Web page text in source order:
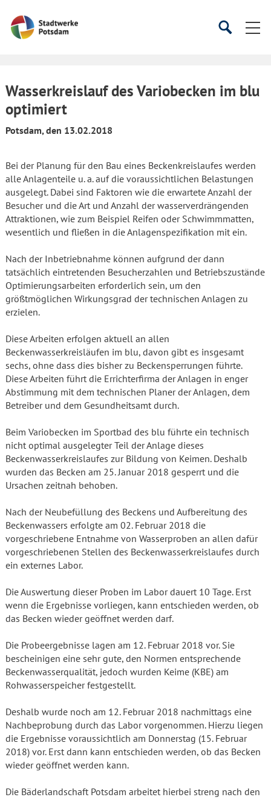
Startseite
SucheSuche
Wasserkreislauf des Variobecken im blu
optimiert
Potsdam, den 13.02.2018
Bei der Planung für den Bau eines Beckenkreislaufes werden
alle Anlagenteile u. a. auf die voraussichtlichen Belastungen
ausgelegt. Dabei sind Faktoren wie die erwartete Anzahl der
Besucher und die Art und Anzahl der wasserverdrängenden
Attraktionen, wie zum Beispiel Reifen oder Schwimmmatten,
wesentlich und fließen in die Anlagenspezifikation mit ein.
Nach der Inbetriebnahme können aufgrund der dann
tatsächlich eintretenden Besucherzahlen und Betriebszustände
Optimierungsarbeiten erforderlich sein, um den
größtmöglichen Wirkungsgrad der technischen Anlagen zu
erzielen.
Diese Arbeiten erfolgen aktuell an allen
Beckenwasserkreisläufen im blu, davon gibt es insgesamt
sechs, ohne dass dies bisher zu Beckensperrungen führte.
Diese Arbeiten führt die Errichterfirma der Anlagen in enger
Abstimmung mit dem technischen Planer der Anlagen, dem
Betreiber und dem Gesundheitsamt durch.
Beim Variobecken im Sportbad des blu führte ein technisch
nicht optimal ausgelegter Teil der Anlage dieses
Beckenwasserkreislaufes zur Bildung von Keimen. Deshalb
wurden das Becken am 25. Januar 2018 gesperrt und die
Ursachen zeitnah behoben.
Nach der Neubefüllung des Beckens und Aufbereitung des
Beckenwassers erfolgte am 02. Februar 2018 die
vorgeschriebene Entnahme von Wasserproben an allen dafür
vorgeschriebenen Stellen des Beckenwasserkreislaufes durch
ein externes Labor.
Die Auswertung dieser Proben im Labor dauert 10 Tage. Erst
wenn die Ergebnisse vorliegen, kann entschieden werden, ob
das Becken wieder geöffnet werden darf.
Die Probeergebnisse lagen am 12. Februar 2018 vor. Sie
bescheinigen eine sehr gute, den Normen entsprechende
Beckenwasserqualität, jedoch wurden Keime (KBE) am
Rohwasserspeicher festgestellt.
Deshalb wurde noch am 12. Februar 2018 nachmittags eine
Nachbeprobung durch das Labor vorgenommen. Hierzu liegen
die Ergebnisse voraussichtlich am Donnerstag (15. Februar
2018) vor. Erst dann kann entschieden werden, ob das Becken
wieder geöffnet werden kann.
Die Bäderlandschaft Potsdam arbeitet hierbei streng nach den